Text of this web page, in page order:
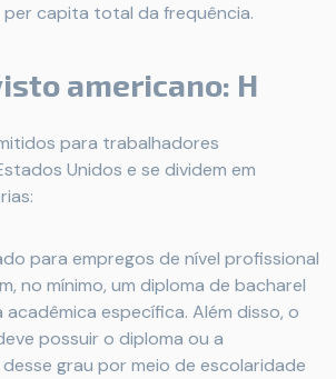
capita total da frequência.
americano: H
para trabalhadores
Unidos e se dividem em
para empregos de nível profissional
no mínimo, um diploma de bacharel
acadêmica específica. Além disso, o
possuir o diploma ou a
grau por meio de escolaridade